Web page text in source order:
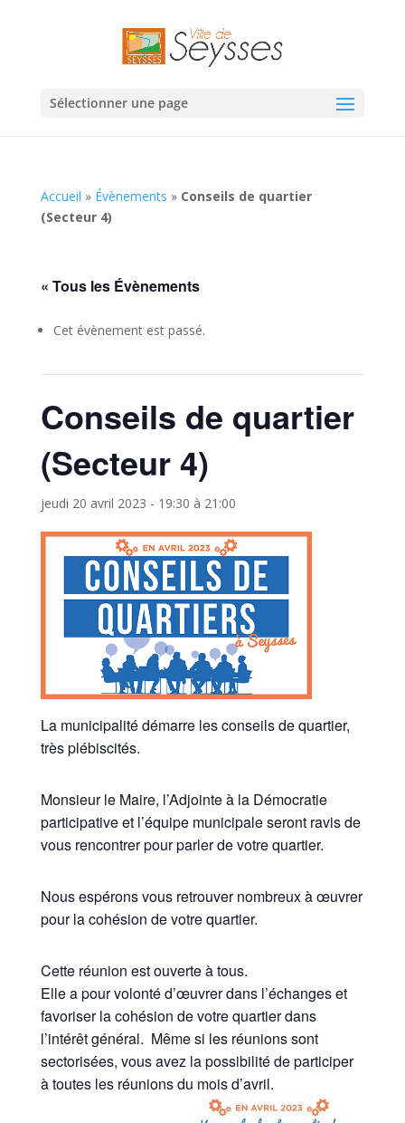
Sélectionner une page
Accueil » Évènements » Conseils de quartier
(Secteur 4)
« Tous les Évènements
Cet évènement est passé.
Conseils de quartier
(Secteur 4)
jeudi 20 avril 2023 - 19:30 à 21:00
La municipalité démarre les conseils de quartier,
très plébiscités.
Monsieur le Maire, l’Adjointe à la Démocratie
participative et l’équipe municipale seront ravis de
vous rencontrer pour parler de votre quartier.
Nous espérons vous retrouver nombreux à œuvrer
pour la cohésion de votre quartier.
Cette réunion est ouverte à tous.
Elle a pour volonté d’œuvrer dans l’échanges et
favoriser la cohésion de votre quartier dans
l’intérêt général. Même si les réunions sont
sectorisées, vous avez la possibilité de participer
à toutes les réunions du mois d’avril.